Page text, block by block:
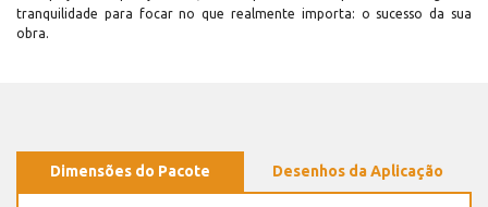
tranquilidade para focar no que realmente importa: o sucesso da sua
obra.
Dimensões do Pacote Desenhos da Aplicação